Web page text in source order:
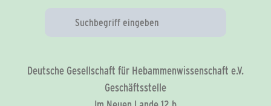
Deutsche Gesellschaft für Hebammenwissenschaft e.V.
Geschäftsstelle